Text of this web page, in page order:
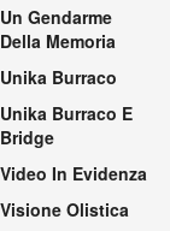
Un Gendarme
Della Memoria
Unika Burraco
Unika Burraco E
Bridge
Video In Evidenza
Visione Olistica